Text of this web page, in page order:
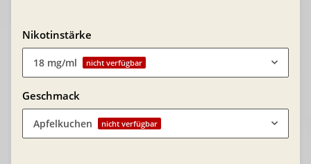
Nikotinstärke
18 mg/ml nicht verfügbar
Geschmack
Apfelkuchen nicht verfügbar